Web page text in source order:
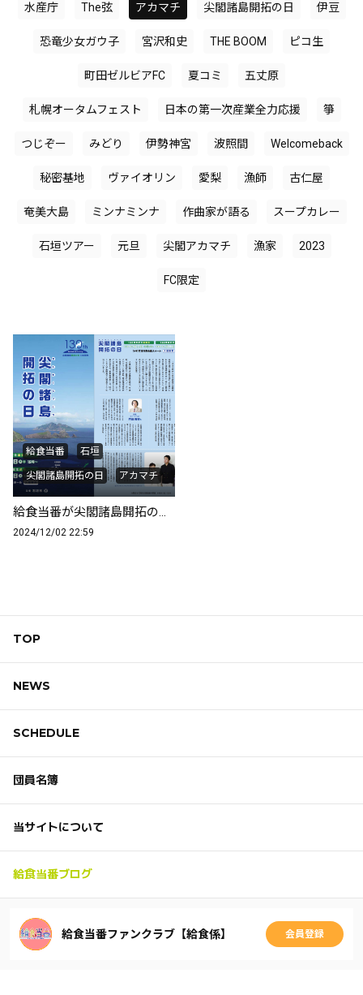
水産庁 The弦 アカマチ 尖閣諸島開拓の日 伊豆
恐竜少女ガウ子 宮沢和史 THE BOOM ピコ生
町田ゼルビアFC 夏コミ 五丈原
札幌オータムフェスト 日本の第一次産業全力応援 箏
つじぞー みどり 伊勢神宮 波照間 Welcomeback
秘密基地 ヴァイオリン 愛梨 漁師 古仁屋
奄美大島 ミンナミンナ 作曲家が語る スープカレー
石垣ツアー 元旦 尖閣アカマチ 漁家 2023
FC限定
給食当番 石垣
尖閣諸島開拓の日 アカマチ
給食当番が尖閣諸島開拓の日記念式典で演奏致します！
2024/12/02 22:59
TOP
NEWS
SCHEDULE
団員名簿
当サイトについて
給食当番ブログ
給食当番ファンクラブ【給食係】 会員登録